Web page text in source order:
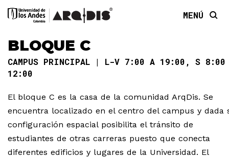
MENÚ
BLOQUE C
CAMPUS PRINCIPAL
L-V 7:00 A 19:00, S 8:00
12:00
El bloque C es la casa de la comunidad ArqDis. Se
encuentra localizado en el centro del campus y dada
configuración espacial posibilita el tránsito de
estudiantes de otras carreras puesto que conecta
diferentes edificios y lugares de la Universidad. El